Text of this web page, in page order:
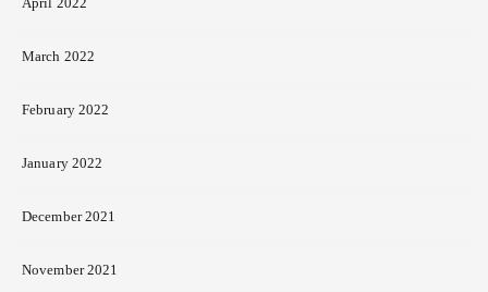
March 2022
February 2022
January 2022
December 2021
November 2021